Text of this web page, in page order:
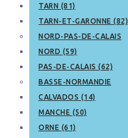
TARN (81)
TARN-ET-GARONNE (82)
NORD-PAS-DE-CALAIS
NORD (59)
PAS-DE-CALAIS (62)
BASSE-NORMANDIE
CALVADOS (14)
MANCHE (50)
ORNE (61)